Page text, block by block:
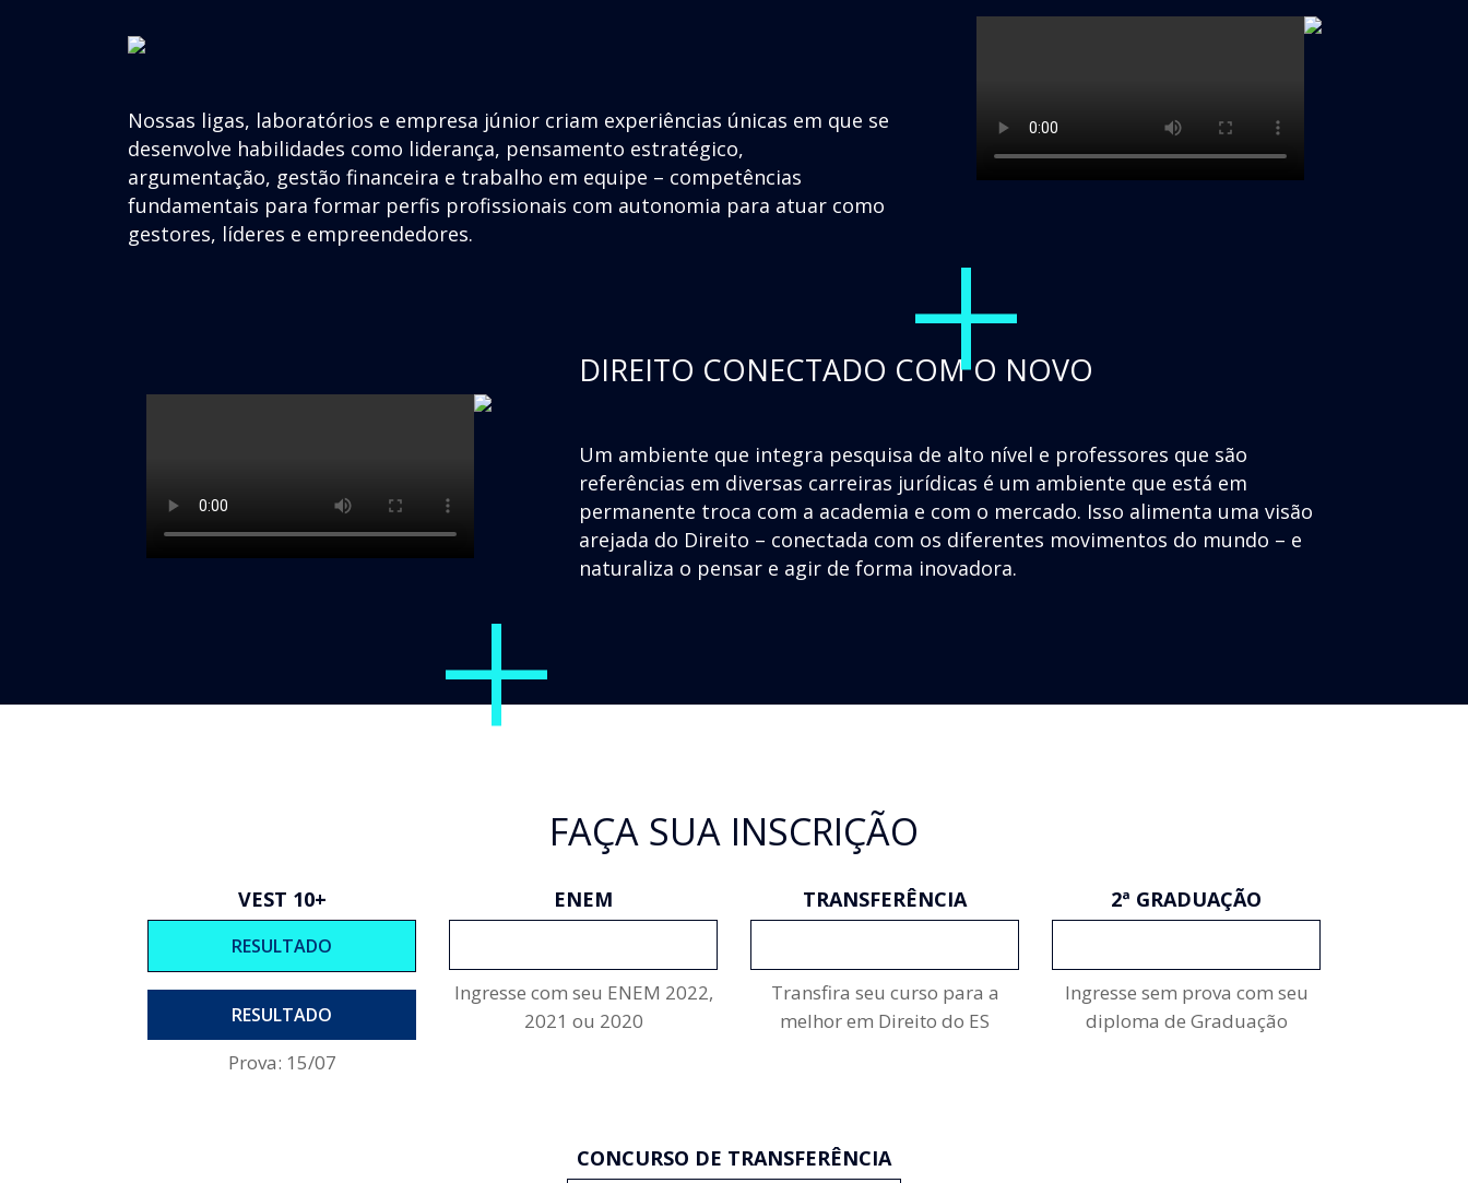
Nossas ligas, laboratórios e empresa júnior criam experiências únicas em que se
desenvolve habilidades como liderança, pensamento estratégico,
argumentação, gestão financeira e trabalho em equipe – competências
fundamentais para formar perfis profissionais com autonomia para atuar como
gestores, líderes e empreendedores.
+
+
DIREITO CONECTADO COM O NOVO
Um ambiente que integra pesquisa de alto nível e professores que são
referências em diversas carreiras jurídicas é um ambiente que está em
permanente troca com a academia e com o mercado. Isso alimenta uma visão
arejada do Direito – conectada com os diferentes movimentos do mundo – e
naturaliza o pensar e agir de forma inovadora.
FAÇA SUA INSCRIÇÃO
VEST 10+
RESULTADO
RESULTADO
Prova: 15/07
ENEM
Ingresse com seu ENEM 2022,
2021 ou 2020
TRANSFERÊNCIA
Transfira seu curso para a
melhor em Direito do ES
2ª GRADUAÇÃO
Ingresse sem prova com seu
diploma de Graduação
CONCURSO DE TRANSFERÊNCIA